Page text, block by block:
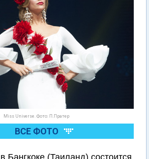
Miss Universe. Фото: П.Пратер
ВСЕ ФОТО
Бангкоке (Таиланд) состоится